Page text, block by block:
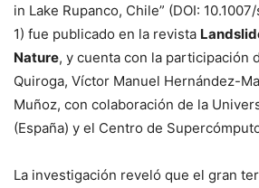
in Lake Rupanco, Chile” (DOI:
1) fue publicado en la revista
Nature, y cuenta con la participación
Quiroga, Víctor Manuel Hernández-
Muñoz, con colaboración de la
(España) y el Centro de
La investigación reveló que el gran